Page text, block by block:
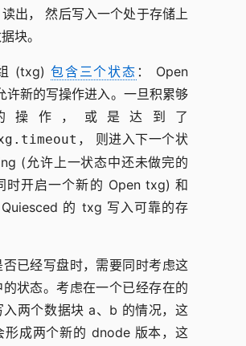
出， 然后写入一个处于存储上
块。
(txg)包含三个状态 ： Open
许新的写操作进入。一旦积累够
操作，或是达到了
， 则进入下一个状
(允许上一状态中还未做完的
时开启一个新的 Open txg) 和
的 txg 写入可靠的存
已经写盘时，需要同时考虑这
状态。考虑在一个已经存在的
入两个数据块 a、b 的情况，这
形成两个新的 dnode 版本，这